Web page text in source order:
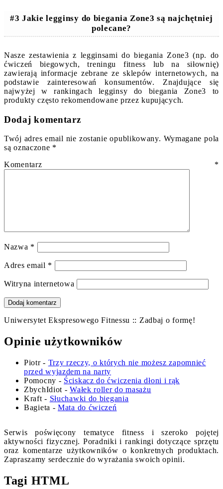
#3 Jakie legginsy do biegania Zone3 są najchętniej
polecane?
Nasze zestawienia z legginsami do biegania Zone3 (np. do
ćwiczeń biegowych, treningu fitness lub na siłownię)
zawierają informacje zebrane ze sklepów internetowych, na
podstawie zainteresowań konsumentów. Znajdujące się
najwyżej w rankingach legginsy do biegania Zone3 to
produkty często rekomendowane przez kupujących.
Dodaj komentarz
Twój adres email nie zostanie opublikowany. Wymagane pola
są oznaczone *
Komentarz *
Nazwa *
Adres email *
Witryna internetowa
Uniwersytet Ekspresowego Fitnessu :: Zadbaj o formę!
Opinie użytkowników
Piotr- Trzy rzeczy, o których nie możesz zapomnieć
przed wyjazdem na narty
Pomocny - Ściskacz do ćwiczenia dłoni i rąk
ZbychIdiot -Wałek roller do masażu
Kraft - Słuchawki do biegania
Bagieta -Mata do ćwiczeń
Serwis poświęcony tematyce fitness i szeroko pojętej
aktywności fizycznej. Poradniki i rankingi dotyczące sprzętu
oraz komentarze użytkowników o konkretnych produktach.
Zapraszamy serdecznie do wyrażania swoich opinii.
Tagi HTML